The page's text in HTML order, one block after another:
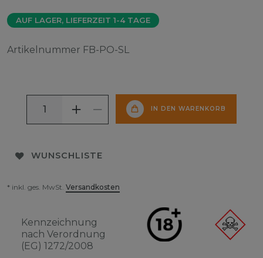
AUF LAGER, LIEFERZEIT 1-4 TAGE
Artikelnummer FB-PO-SL
IN DEN WARENKORB
WUNSCHLISTE
* inkl. ges. MwSt. Versandkosten
Kennzeichnung
nach Verordnung
(EG) 1272/2008